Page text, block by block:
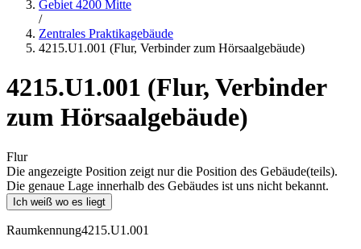
Gebiet 4200 Mitte
/
Zentrales Praktikagebäude
4215.U1.001 (Flur, Verbinder zum Hörsaalgebäude)
4215.U1.001 (Flur, Verbinder
zum Hörsaalgebäude)
Flur
Die angezeigte Position zeigt nur die Position des Gebäude(teils).
Die genaue Lage innerhalb des Gebäudes ist uns nicht bekannt.
Ich weiß wo es liegt
Raumkennung4215.U1.001